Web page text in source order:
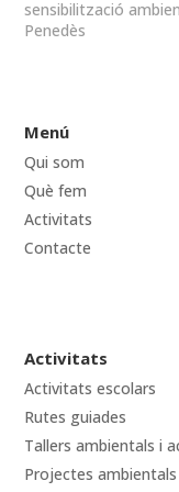
sensibilització
Penedès
Menú
Qui som
Què fem
Activitats
Contacte
Activitats
Activitats escolars
Rutes guiades
Tallers ambientals i
Projectes ambientals